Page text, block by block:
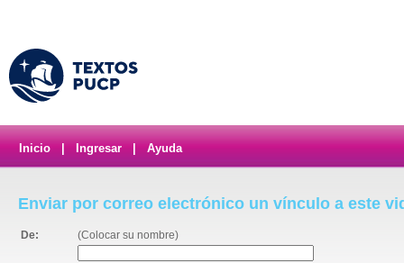
Inicio Ingresar Ayuda
Enviar por correo electrónico un vínculo a este
De: (Colocar su nombre)